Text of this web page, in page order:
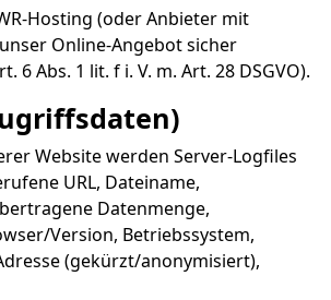
Hosting (oder Anbieter mit
unser Online-Angebot sicher
6 Abs. 1 lit. f i. V. m. Art. 28 DSGVO).
Website werden Server-Logfiles
URL, Dateiname,
Datenmenge,
Version, Betriebssystem,
(gekürzt/anonymisiert),